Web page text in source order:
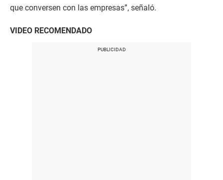
que conversen con las empresas”, señaló.
VIDEO RECOMENDADO